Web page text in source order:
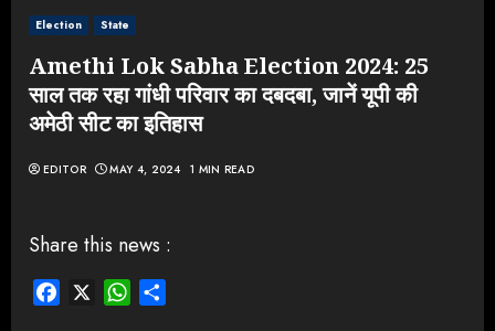
Election State
Amethi Lok Sabha Election 2024: 25
साल तक रहा गांधी परिवार का दबदबा, जानें यूपी की
अमेठी सीट का इतिहास
EDITOR MAY 4, 2024 1 MIN READ
Share this news :
Facebook WhatsApp